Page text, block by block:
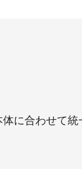
体に合わせて